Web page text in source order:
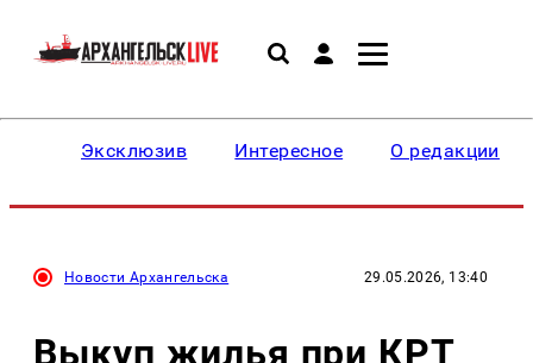
Эксклюзив Интересное О редакции
Новости Архангельска 29.05.2026, 13:40
Выкуп жилья при КРТ